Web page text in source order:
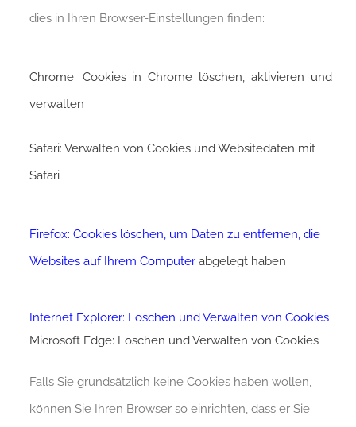
dies in Ihren Browser-Einstellungen finden:
Chrome: Cookies in Chrome löschen, aktivieren und
verwalten
Safari: Verwalten von Cookies und Websitedaten mit
Safari
Firefox: Cookies löschen, um Daten zu entfernen, die
Websites auf Ihrem Computer abgelegt haben
Internet Explorer: Löschen und Verwalten von Cookies
Microsoft Edge: Löschen und Verwalten von Cookies
Falls Sie grundsätzlich keine Cookies haben wollen,
können Sie Ihren Browser so einrichten, dass er Sie